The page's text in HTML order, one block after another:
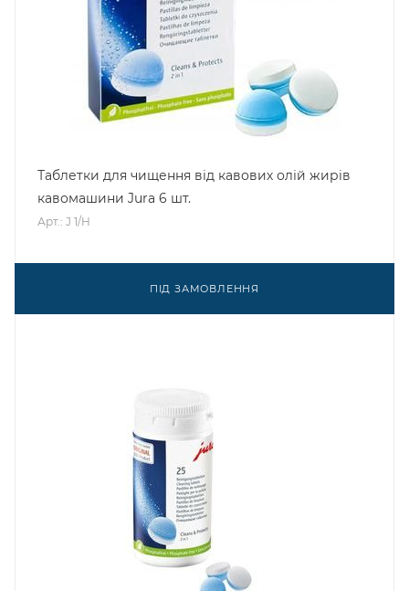
Таблетки для чищення від кавових олій жирів
кавомашини Jura 6 шт.
Арт.: J 1/H
ПІД ЗАМОВЛЕННЯ